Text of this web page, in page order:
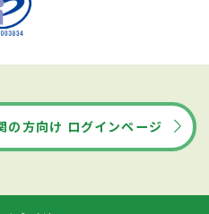
の方向け ログインページ